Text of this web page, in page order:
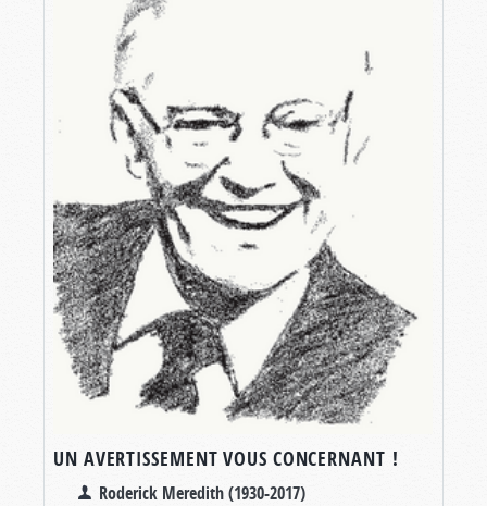
UN AVERTISSEMENT VOUS CONCERNANT !
Roderick Meredith (1930-2017)